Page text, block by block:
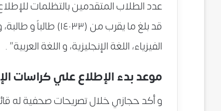
عدد الطلاب المتقدمين بالتظلمات
قد بلغ ما يقرب من
الفيزياء، اللغة الإنجليزية، و اللغة العربية” .
موعد بدء الإطلاع علي كراسات
و أكد حجازي خلال تصريحات صحفية له